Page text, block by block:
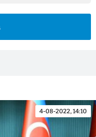
4-08-2022, 14:10